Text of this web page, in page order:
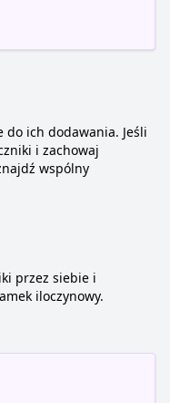
do ich dodawania. Jeśli
i zachowaj
wspólny
przez siebie i
iloczynowy.